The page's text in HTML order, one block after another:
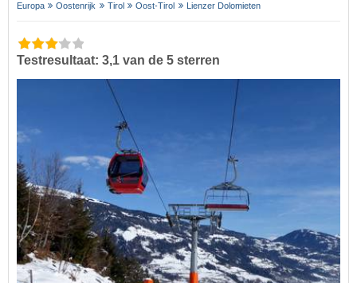
Europa Oostenrijk Tirol Oost-Tirol Lienzer Dolomieten
Testresultaat: 3,1 van de 5 sterren